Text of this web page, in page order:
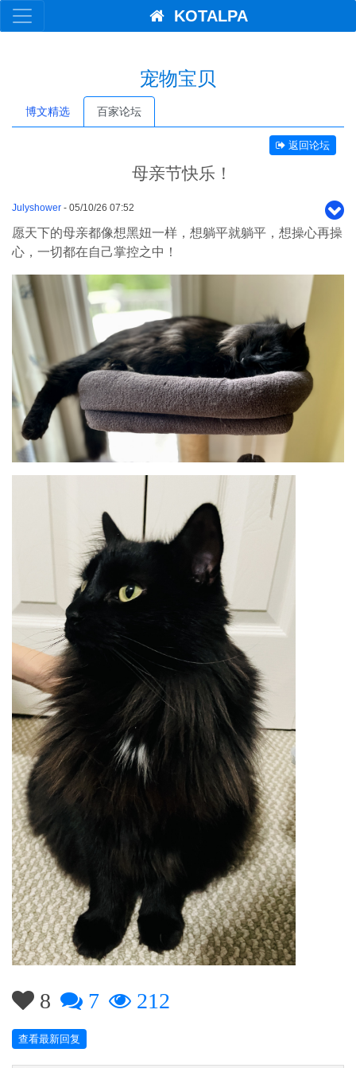
KOTALPA
宠物宝贝
博文精选 百家论坛
返回论坛
母亲节快乐！
Julyshower - 05/10/26 07:52
愿天下的母亲都像想黑妞一样，想躺平就躺平，想操心再操
心，一切都在自己掌控之中！
8 7 212
查看最新回复